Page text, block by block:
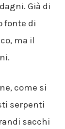
Già di
fonte di
ma il
come si
serpenti
sacchi